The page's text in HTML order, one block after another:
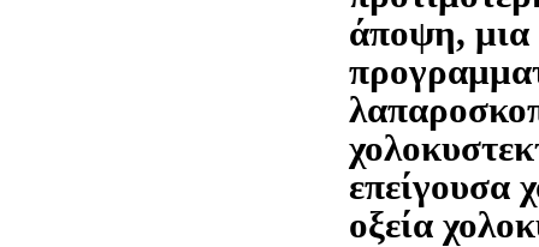
άποψη, μια
επείγουσα
οξεία